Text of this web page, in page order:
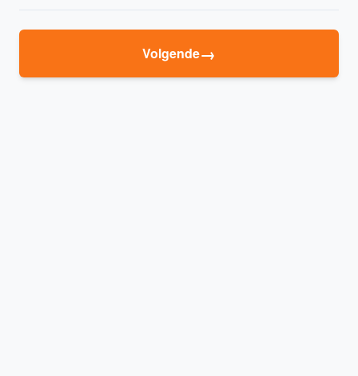
Volgende→